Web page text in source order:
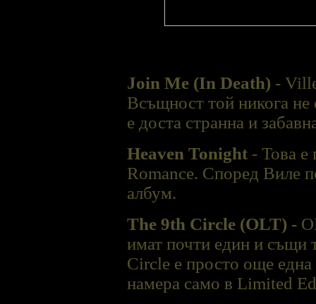
Join Me (In Death) -
Всъщност той никога не
е доста странна и
Heaven Tonight - Това е
Romance. Според Виле
албум.
The 9th Circle (OLT) -
имат почти един и същи
Circle е просто още
намера само в Limited